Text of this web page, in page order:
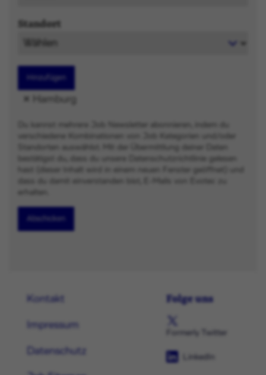
Standort
Kontakt
Impressum
Datenschutz
Folge uns